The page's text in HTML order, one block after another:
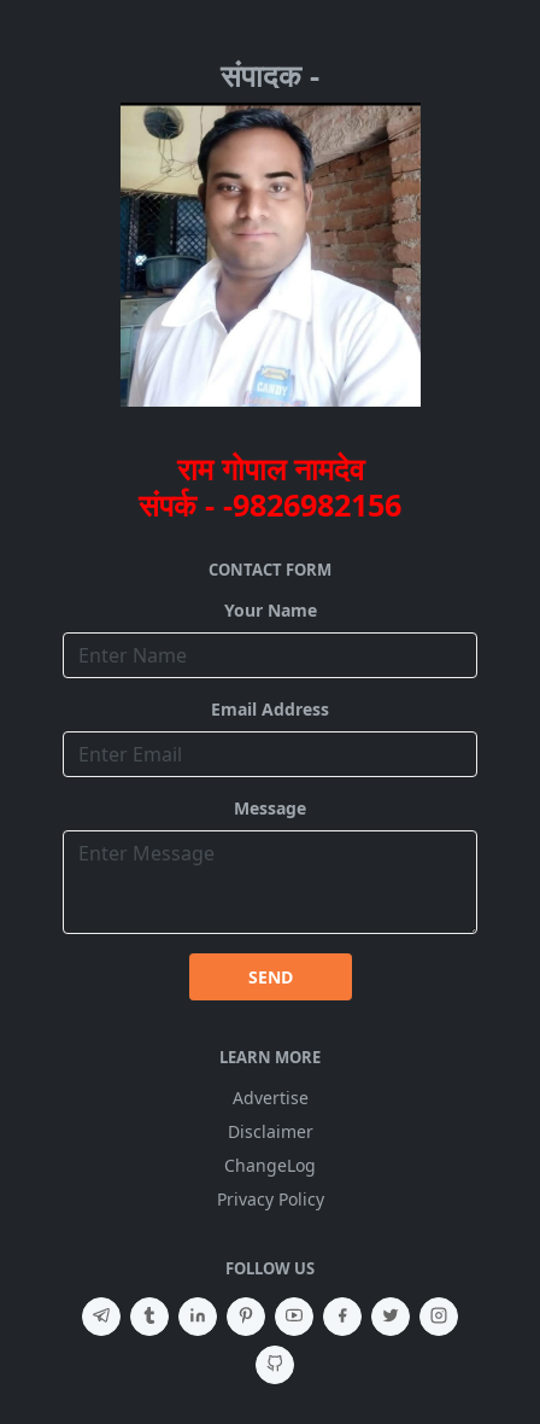
संपादक -
राम गोपाल नामदेव
संपर्क - -9826982156
CONTACT FORM
Your Name
Email Address
Message
SEND
LEARN MORE
Advertise
Disclaimer
ChangeLog
Privacy Policy
FOLLOW US